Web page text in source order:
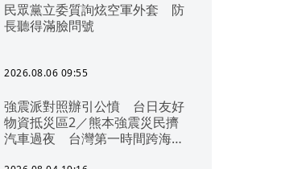
民眾黨立委質詢炫空軍外套 防
長聽得滿臉問號
2026.08.06 09:55
強震派對照辦引公憤 台日友好
物資抵災區2／熊本強震災民擠
汽車過夜 台灣第一時間跨海急